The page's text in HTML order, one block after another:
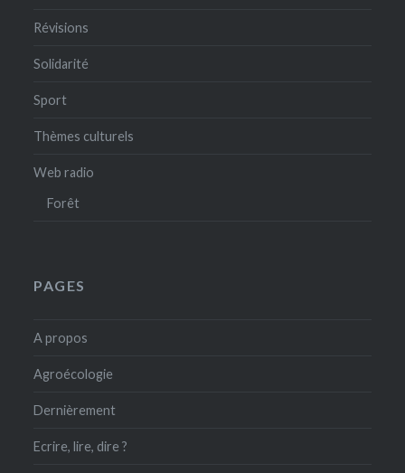
Révisions
Solidarité
Sport
Thèmes culturels
Web radio
Forêt
PAGES
A propos
Agroécologie
Dernièrement
Ecrire, lire, dire ?